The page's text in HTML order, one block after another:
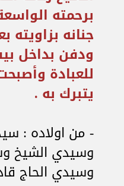
برحمته
جنانه بزاويته
ودفن بداخل
للعبادة
يتبرك به .
- من اولاده :
وسيدي الشيخ
وسيدي الحاج